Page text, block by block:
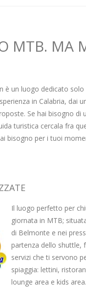
MTB. MA
è un luogo dedicato solo
in Calabria, dai
Se hai bisogno di
turistica cercala fra
bisogno per i tuoi
Il luogo perfetto per
giornata in MTB;
di Belmonte e nei
partenza dello shuttle,
servizi che ti servono
spiaggia: lettini,
lounge area e kids area.